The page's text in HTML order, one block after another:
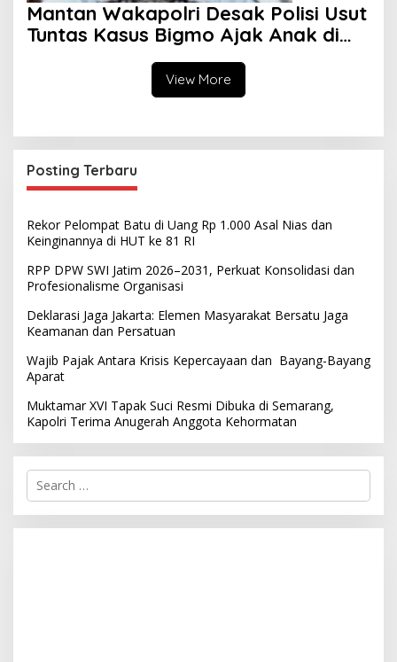
Mantan Wakapolri Desak Polisi Usut
Tuntas Kasus Bigmo Ajak Anak di
Bawah Umur Promosikan Vape
View More
Posting Terbaru
Rekor Pelompat Batu di Uang Rp 1.000 Asal Nias dan
Keinginannya di HUT ke 81 RI
RPP DPW SWI Jatim 2026–2031, Perkuat Konsolidasi dan
Profesionalisme Organisasi
Deklarasi Jaga Jakarta: Elemen Masyarakat Bersatu Jaga
Keamanan dan Persatuan
Wajib Pajak Antara Krisis Kepercayaan dan Bayang-Bayang
Aparat
Muktamar XVI Tapak Suci Resmi Dibuka di Semarang,
Kapolri Terima Anugerah Anggota Kehormatan
S
r